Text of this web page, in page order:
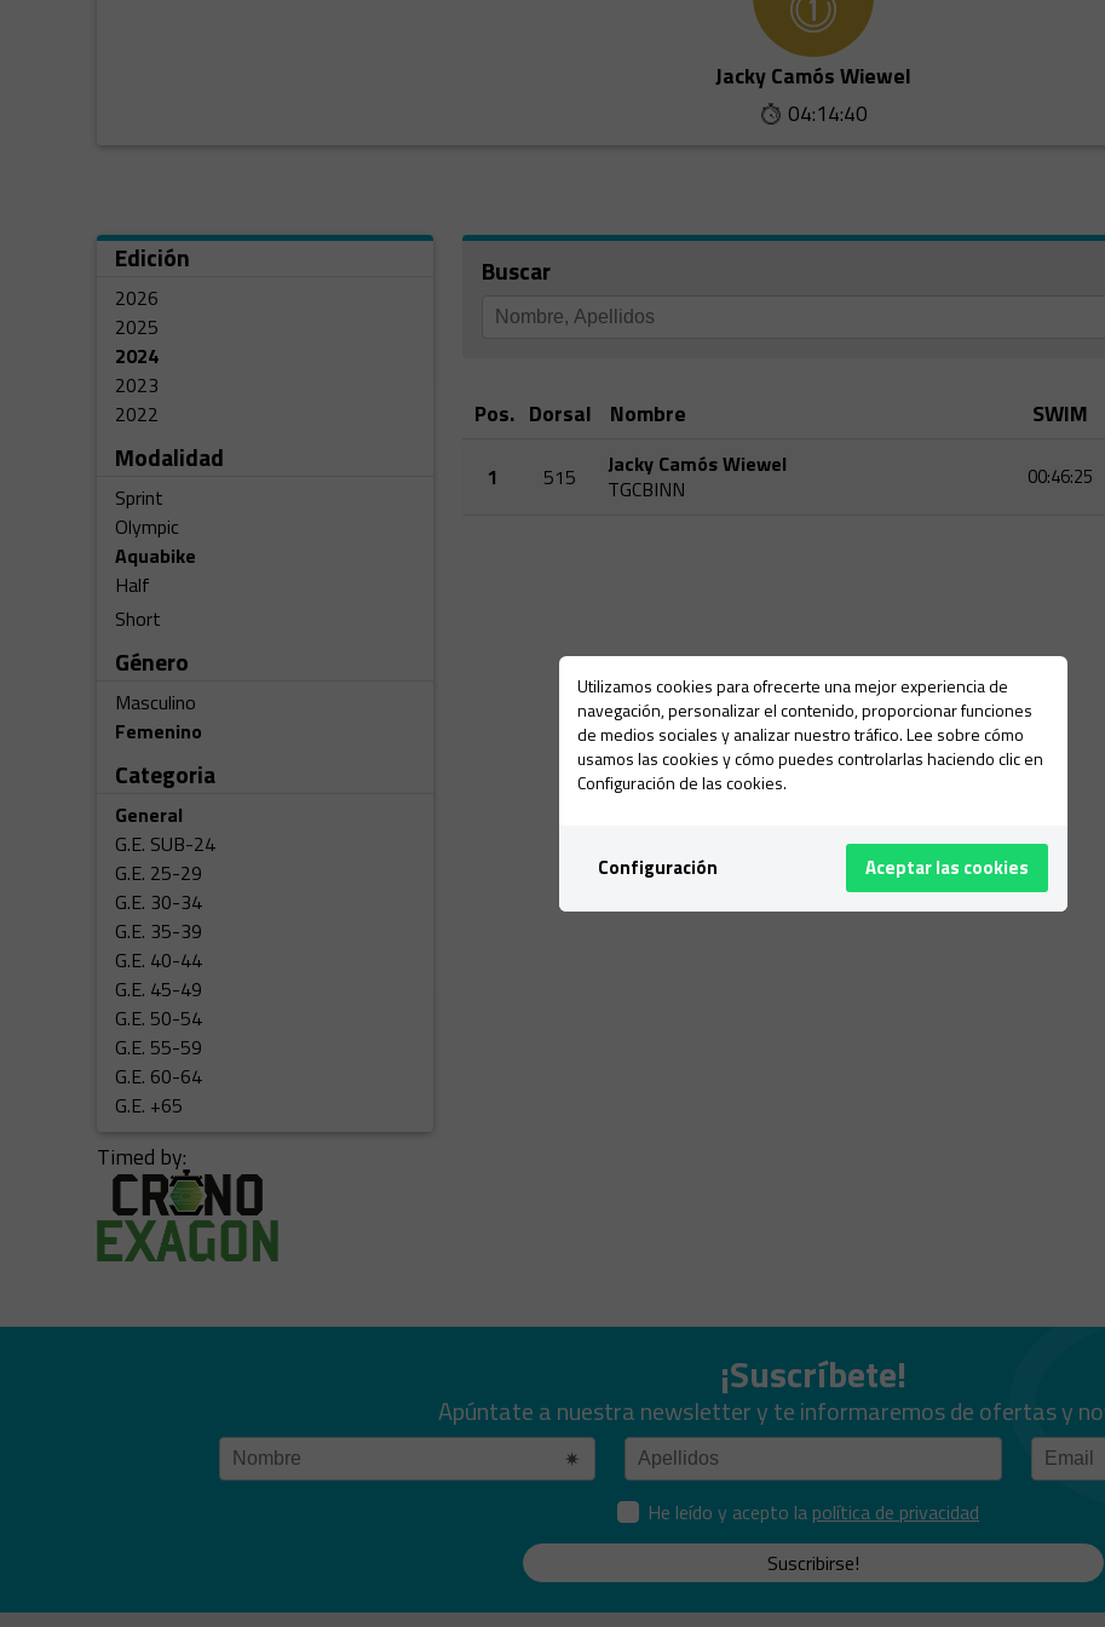
Jacky Camós Wiewel
04:14:40
Edición
2026
2025
2024
2023
2022
Modalidad
Sprint
Olympic
Aquabike
Half
Short
Género
Masculino
Femenino
Categoria
General
G.E. SUB-24
G.E. 25-29
G.E. 30-34
G.E. 35-39
G.E. 40-44
G.E. 45-49
G.E. 50-54
G.E. 55-59
G.E. 60-64
G.E. +65
Timed by:
Buscar
Pos. Dorsal Nombre SWIM
1 515
Jacky Camós Wiewel
TGCBINN
00:46:25
¡Suscríbete!
Apúntate a nuestra newsletter y te informaremos de ofertas y
He leído y acepto la política de privacidad
Suscribirse!
Utilizamos cookies para ofrecerte una mejor experiencia de
navegación, personalizar el contenido, proporcionar funciones
de medios sociales y analizar nuestro tráfico. Lee sobre cómo
usamos las cookies y cómo puedes controlarlas haciendo clic en
Configuración de las cookies.
Configuración Aceptar las cookies